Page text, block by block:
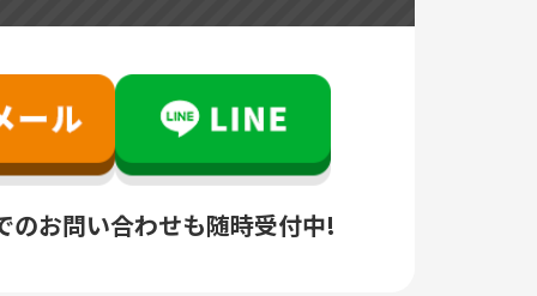
のお問い合わせも随時受付中!